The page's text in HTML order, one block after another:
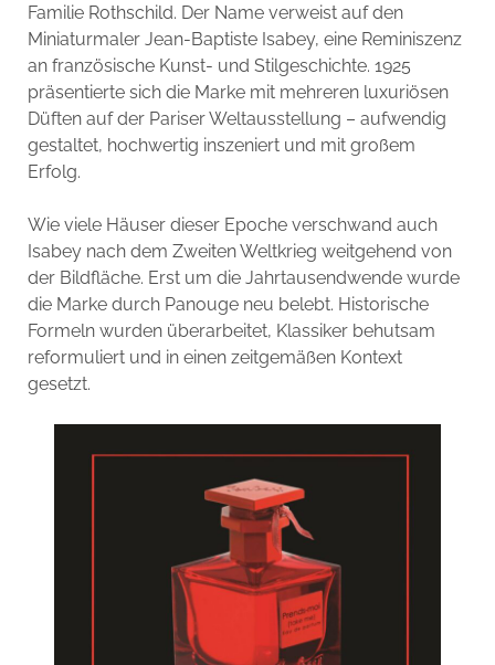
Familie Rothschild. Der Name verweist auf den
Miniaturmaler Jean-Baptiste Isabey, eine Reminiszenz
an französische Kunst- und Stilgeschichte. 1925
präsentierte sich die Marke mit mehreren luxuriösen
Düften auf der Pariser Weltausstellung – aufwendig
gestaltet, hochwertig inszeniert und mit großem
Erfolg.
Wie viele Häuser dieser Epoche verschwand auch
Isabey nach dem Zweiten Weltkrieg weitgehend von
der Bildfläche. Erst um die Jahrtausendwende wurde
die Marke durch Panouge neu belebt. Historische
Formeln wurden überarbeitet, Klassiker behutsam
reformuliert und in einen zeitgemäßen Kontext
gesetzt.